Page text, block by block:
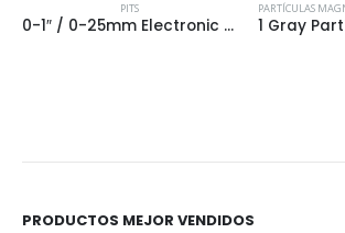
PITS
0-1″ / 0-25mm Electronic Depth / Pit Gauge Cat # SPI13-749-7
PARTÍCULAS
PRODUCTOS MEJOR VENDIDOS